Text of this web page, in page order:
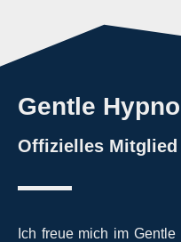
Gentle
Offizielles Mitglied
Ich freue mich im